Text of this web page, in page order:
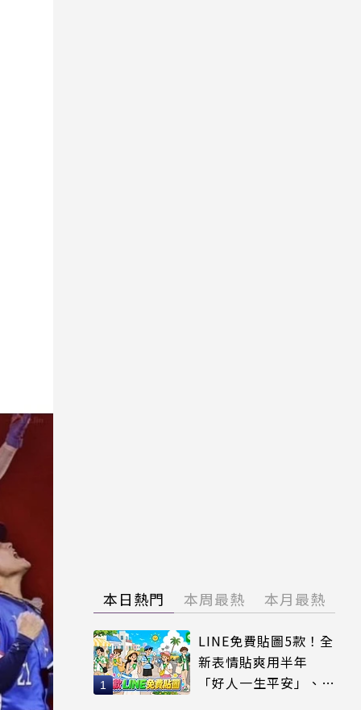
本日熱門 本周最熱 本月最熱
LINE免費貼圖5款！全
新表情貼爽用半年
「好人一生平安」、